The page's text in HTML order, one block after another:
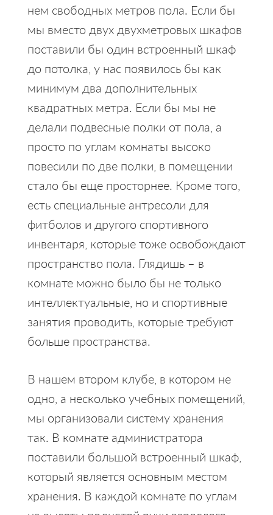
нем свободных метров пола. Если бы
мы вместо двух двухметровых шкафов
поставили бы один встроенный шкаф
до потолка, у нас появилось бы как
минимум два дополнительных
квадратных метра. Если бы мы не
делали подвесные полки от пола, а
просто по углам комнаты высоко
повесили по две полки, в помещении
стало бы еще просторнее. Кроме того,
есть специальные антресоли для
фитболов и другого спортивного
инвентаря, которые тоже освобождают
пространство пола. Глядишь – в
комнате можно было бы не только
интеллектуальные, но и спортивные
занятия проводить, которые требуют
больше пространства.
В нашем втором клубе, в котором не
одно, а несколько учебных помещений,
мы организовали систему хранения
так. В комнате администратора
поставили большой встроенный шкаф,
который является основным местом
хранения. В каждой комнате по углам